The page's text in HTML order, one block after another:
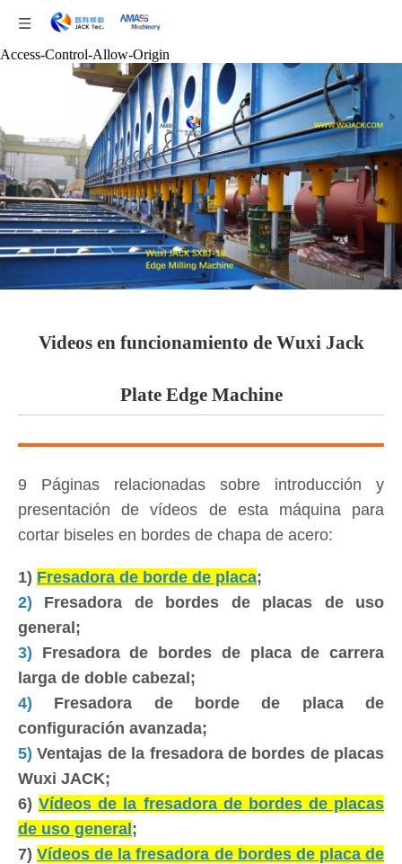
Access-Control-Allow-Origin
Videos en funcionamiento de Wuxi Jack
Plate Edge Machine
9 Páginas relacionadas sobre introducción y
presentación de vídeos de esta máquina para
cortar biseles en bordes de chapa de acero:
1) Fresadora de borde de placa;
2) Fresadora de bordes de placas de uso
general;
3) Fresadora de bordes de placa de carrera
larga de doble cabezal;
4) Fresadora de borde de placa de
configuración avanzada;
5)Ventajas de la fresadora de bordes de placas
Wuxi JACK;
6)Vídeos de la fresadora de bordes de placas
de uso general ;
7)Vídeos de la fresadora de bordes de placa de